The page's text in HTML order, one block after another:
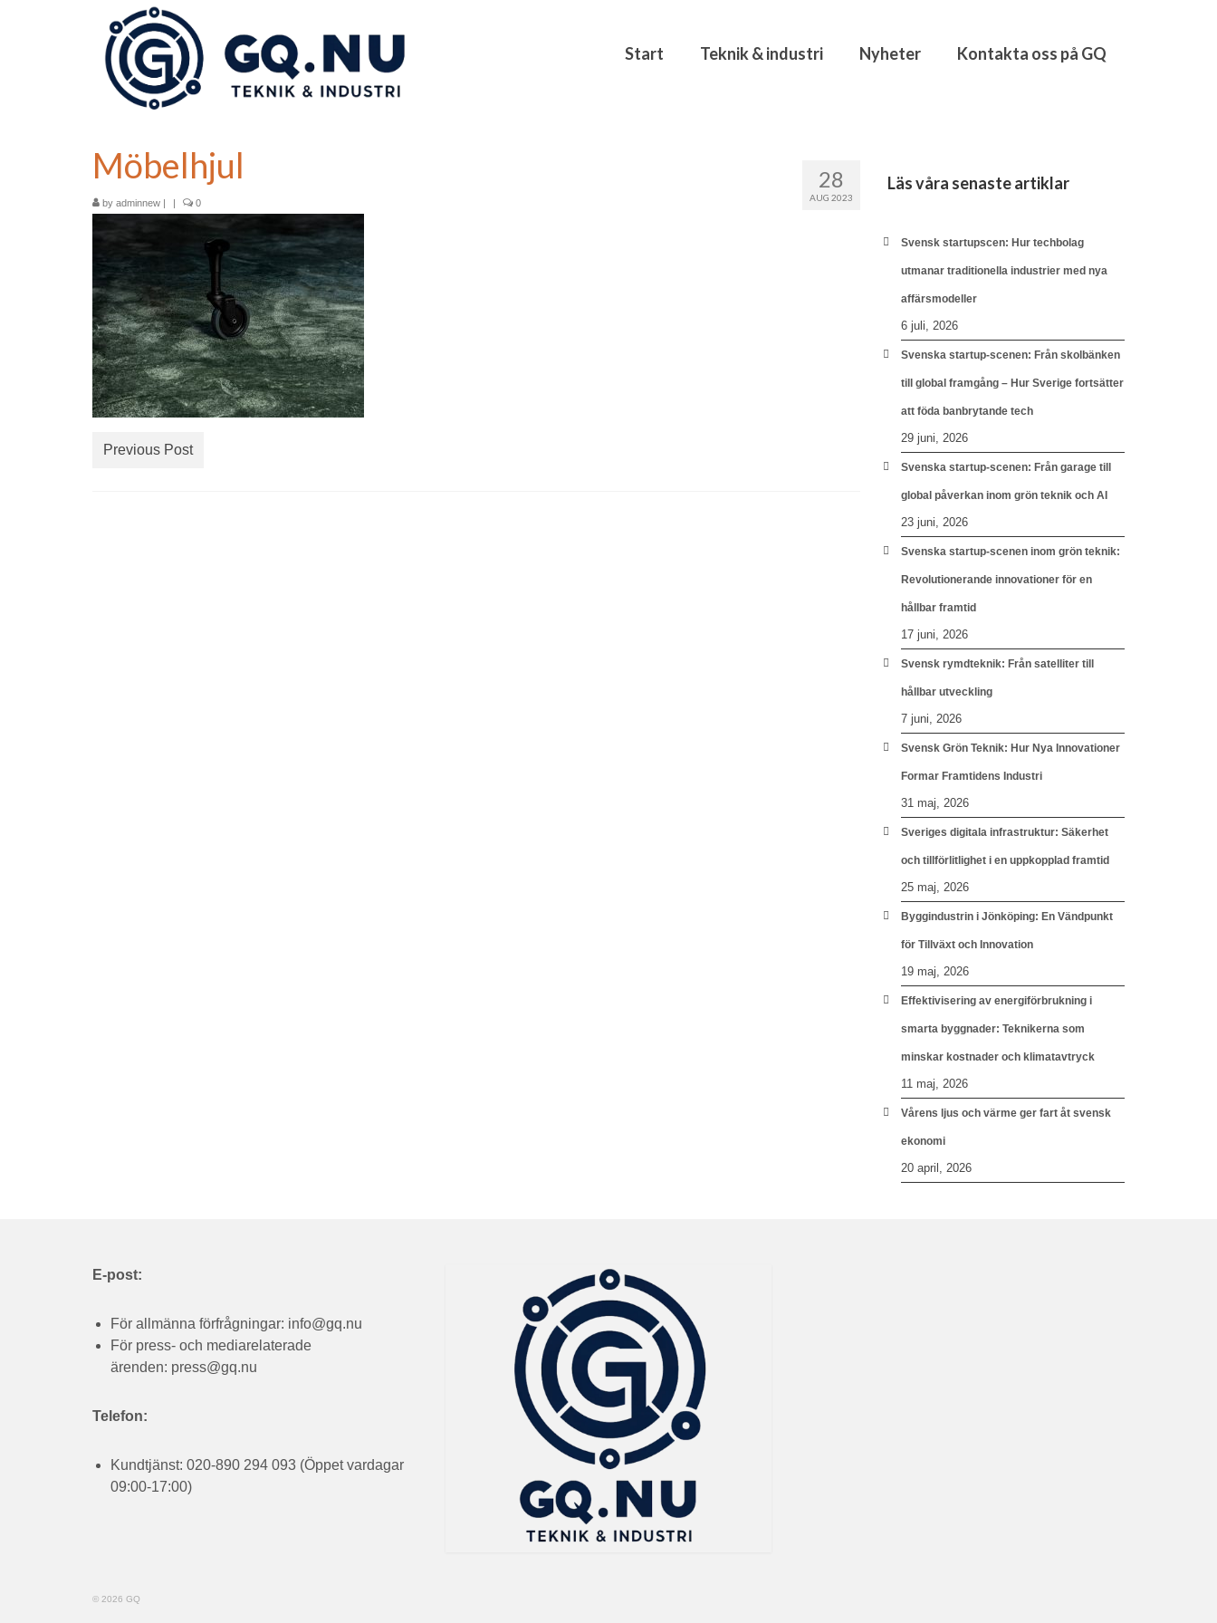
Start Teknik & industri Nyheter Kontakta oss på GQ
28
AUG 2023
Möbelhjul
by adminnew | | 0
Previous Post
Läs våra senaste artiklar
Svensk startupscen: Hur techbolag
utmanar traditionella industrier med nya
affärsmodeller
6 juli, 2026
Svenska startup-scenen: Från skolbänken
till global framgång – Hur Sverige fortsätter
att föda banbrytande tech
29 juni, 2026
Svenska startup-scenen: Från garage till
global påverkan inom grön teknik och AI
23 juni, 2026
Svenska startup-scenen inom grön teknik:
Revolutionerande innovationer för en
hållbar framtid
17 juni, 2026
Svensk rymdteknik: Från satelliter till
hållbar utveckling
7 juni, 2026
Svensk Grön Teknik: Hur Nya Innovationer
Formar Framtidens Industri
31 maj, 2026
Sveriges digitala infrastruktur: Säkerhet
och tillförlitlighet i en uppkopplad framtid
25 maj, 2026
Byggindustrin i Jönköping: En Vändpunkt
för Tillväxt och Innovation
19 maj, 2026
Effektivisering av energiförbrukning i
smarta byggnader: Teknikerna som
minskar kostnader och klimatavtryck
11 maj, 2026
Vårens ljus och värme ger fart åt svensk
ekonomi
20 april, 2026
E-post:
För allmänna förfrågningar: info@gq.nu
För press- och mediarelaterade
ärenden: press@gq.nu
Telefon:
Kundtjänst: 020-890 294 093 (Öppet vardagar
09:00-17:00)
© 2026 GQ